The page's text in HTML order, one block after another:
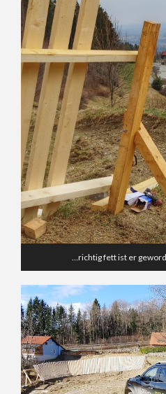
…richtig fett ist er